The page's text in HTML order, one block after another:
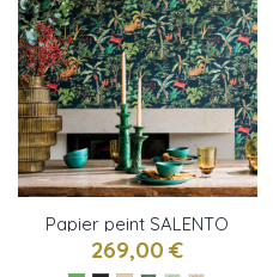
Papier peint SALENTO
de Osborne & Little
269,00 €